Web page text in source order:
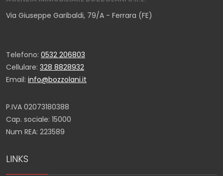
Via Giuseppe Garibaldi, 79/A - Ferrara (FE)
Telefono: 0532 206803
Cellulare: 328 8828932
Email: info@bozzolani.it
P.IVA 02073180388
Cap. sociale: 15000
Num REA: 223589
LINKS